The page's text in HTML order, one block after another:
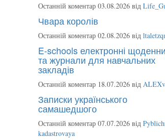
Останній коментар 03.08.2026 від
Чвара королів
Останній коментар 02.08.2026 від
E-schools електронні
та журнали для навчальних
закладів
Останній коментар 18.07.2026 від
Записки українського
самашедшого
Останній коментар 07.07.2026 від
kadastrovaya